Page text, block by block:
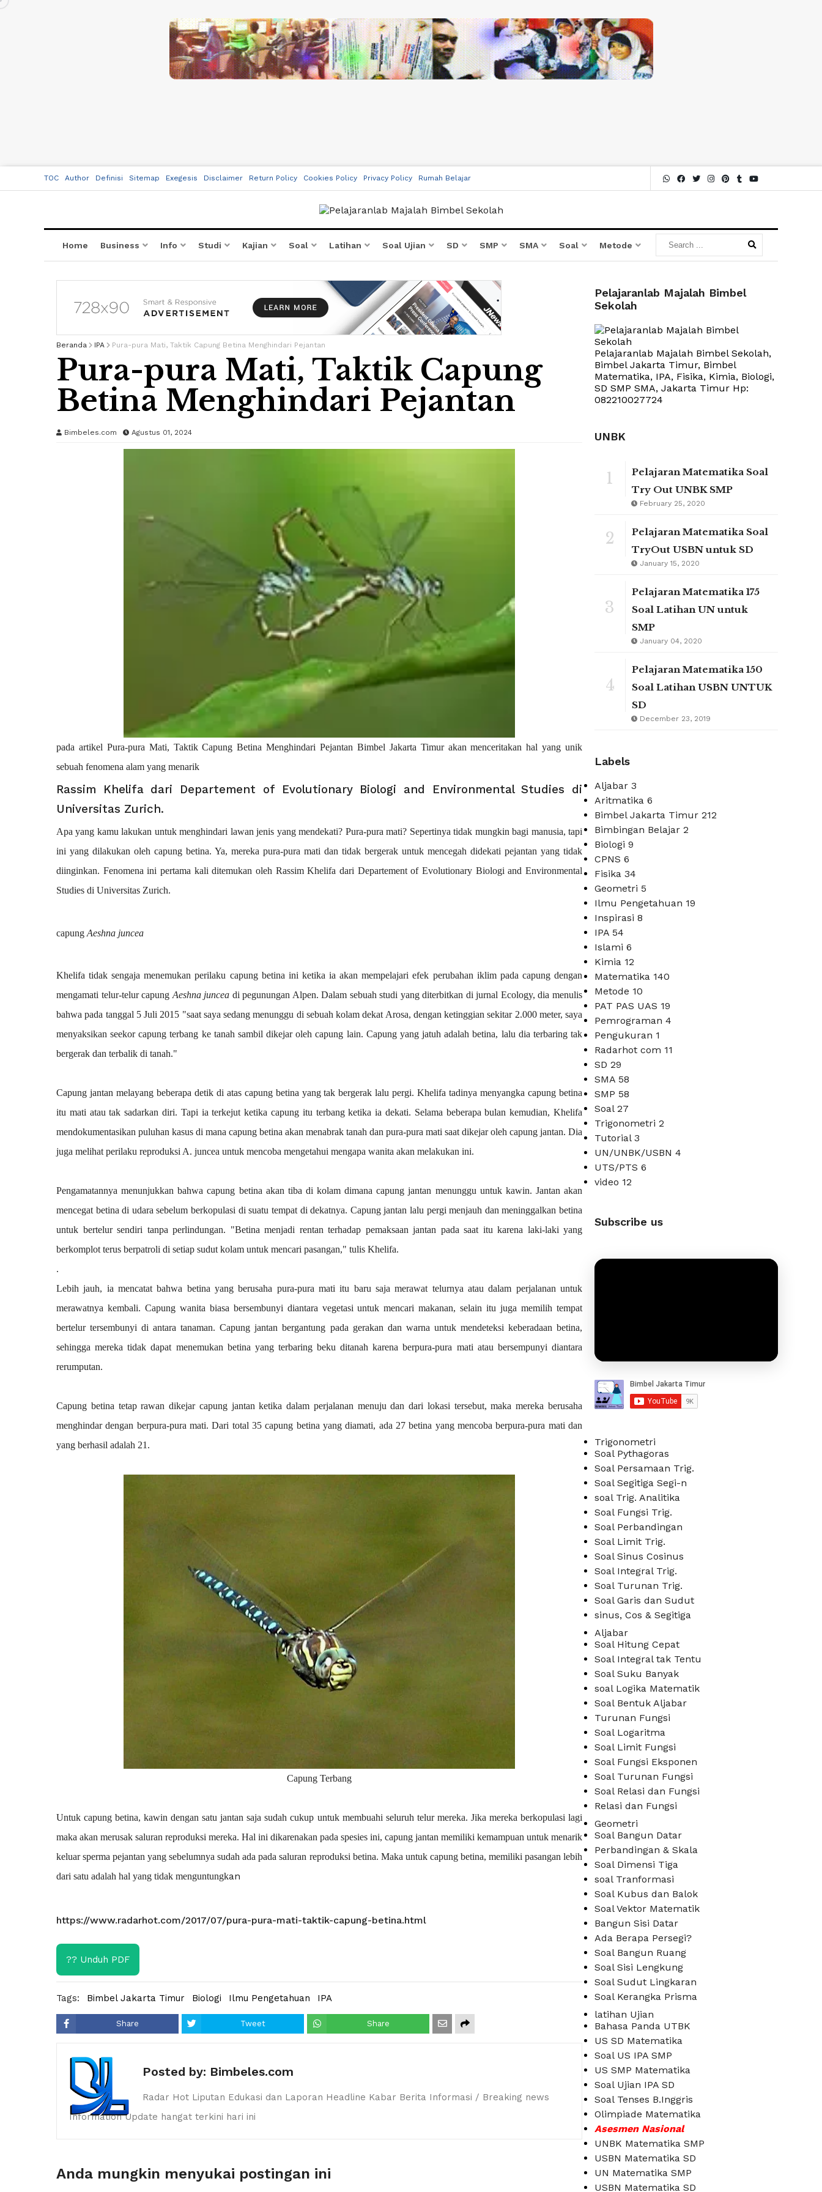
TOC Author Definisi Sitemap Exegesis Disclaimer Return Policy Cookies Policy Privacy Policy Rumah Belajar
Home Business Info Studi Kajian Soal Latihan Soal Ujian SD SMP SMA Soal Metode
Beranda IPA Pura-pura Mati, Taktik Capung Betina Menghindari Pejantan
Pura-pura Mati, Taktik Capung
Betina Menghindari Pejantan
Bimbeles.com Agustus 01, 2024
pada artikel Pura-pura Mati, Taktik Capung Betina Menghindari Pejantan Bimbel Jakarta Timur akan menceritakan hal yang unik
sebuah fenomena alam yang menarik
Rassim Khelifa dari Departement of Evolutionary Biologi and Environmental Studies di
Universitas Zurich.
Apa yang kamu lakukan untuk menghindari lawan jenis yang mendekati? Pura-pura mati? Sepertinya tidak mungkin bagi manusia, tapi
ini yang dilakukan oleh capung betina. Ya, mereka pura-pura mati dan tidak bergerak untuk mencegah didekati pejantan yang tidak
diinginkan. Fenomena ini pertama kali ditemukan oleh Rassim Khelifa dari Departement of Evolutionary Biologi and Environmental
Studies di Universitas Zurich.
capung Aeshna juncea
Khelifa tidak sengaja menemukan perilaku capung betina ini ketika ia akanmempelajari efek perubahan iklim pada capung dengan
mengamati telur-telurcapung Aeshna juncea di pegunungan Alpen.Dalam sebuah studi yang diterbitkan di jurnal Ecology, dia menulis
bahwa pada tanggal 5 Juli 2015 "saat saya sedang menunggu di sebuah kolam dekat Arosa, dengan ketinggian sekitar 2.000 meter, saya
menyaksikan seekor capung terbang ke tanah sambil dikejar oleh capung lain. Capung yang jatuh adalah betina, lalu dia terbaring tak
bergerak dan terbalik di tanah."
Capung jantan melayang beberapa detik di atas capung betina yang tak bergerak lalu pergi. Khelifa tadinya menyangka capung betina
itu mati atau tak sadarkan diri. Tapi ia terkejut ketika capung itu terbang ketika ia dekati. Selama beberapa bulan kemudian, Khelifa
mendokumentasikan puluhan kasus di mana capung betina akan menabrak tanah dan pura-pura mati saat dikejar oleh capung jantan. Dia
juga melihat perilaku reproduksi A. juncea untuk mencoba mengetahui mengapa wanita akan melakukan ini.
Pengamatannya menunjukkan bahwa capung betina akan tiba di kolam dimana capung jantan menunggu untuk kawin. Jantan akan
mencegat betina di udara sebelum berkopulasi di suatu tempat di dekatnya. Capung jantan lalu pergi menjauh dan meninggalkan betina
untuk bertelur sendiri tanpa perlindungan. "Betina menjadi rentan terhadap pemaksaan jantan pada saat itu karena laki-laki yang
berkomplot terus berpatroli di setiap sudut kolam untuk mencari pasangan," tulis Khelifa.
.
Lebih jauh, ia mencatat bahwa betina yang berusaha pura-pura mati itu baru saja merawat telurnya atau dalam perjalanan untuk
merawatnya kembali. Capung wanita biasa bersembunyi diantara vegetasi untuk mencari makanan, selain itu juga memilih tempat
bertelur tersembunyi di antara tanaman. Capung jantan bergantung pada gerakan dan warna untuk mendeteksi keberadaan betina,
sehingga mereka tidak dapat menemukan betina yang terbaring beku ditanah karena berpura-pura mati atau bersempunyi diantara
rerumputan.
Capung betina tetap rawan dikejar capung jantan ketika dalam perjalanan menuju dan dari lokasi tersebut, maka mereka berusaha
menghindar dengan berpura-pura mati. Dari total 35 capung betina yang diamati, ada 27 betina yang mencoba berpura-pura mati dan
yang berhasil adalah 21.
Capung Terbang
Untuk capung betina, kawin dengan satu jantan saja sudah cukup untuk membuahi seluruh telur mereka. Jika mereka berkopulasi lagi
maka akan merusak saluran reproduksi mereka. Hal ini dikarenakan pada spesies ini, capung jantan memiliki kemampuan untuk menarik
keluar sperma pejantan yang sebelumnya sudah ada pada saluran reproduksi betina. Maka untuk capung betina, memiliki pasangan lebih
dari satu adalah hal yang tidak menguntungkan
https://www.radarhot.com/2017/07/pura-pura-mati-taktik-capung-betina.html
?? Unduh PDF
Tags: Bimbel Jakarta Timur Biologi Ilmu Pengetahuan IPA
Share Tweet Share
Posted by: Bimbeles.com
Radar Hot Liputan Edukasi dan Laporan Headline Kabar Berita Informasi / Breaking news
Information Update hangat terkini hari ini
Anda mungkin menyukai postingan ini
Pelajaranlab Majalah Bimbel
Sekolah
Pelajaranlab Majalah Bimbel Sekolah,
Bimbel Jakarta Timur, Bimbel
Matematika, IPA, Fisika, Kimia, Biologi,
SD SMP SMA, Jakarta Timur Hp:
082210027724
UNBK
1
Pelajaran Matematika Soal
Try Out UNBK SMP
February 25, 2020
2
Pelajaran Matematika Soal
TryOut USBN untuk SD
January 15, 2020
3
Pelajaran Matematika 175
Soal Latihan UN untuk
SMP
January 04, 2020
4
Pelajaran Matematika 150
Soal Latihan USBN UNTUK
SD
December 23, 2019
Labels
Aljabar 3
Aritmatika 6
Bimbel Jakarta Timur 212
Bimbingan Belajar 2
Biologi 9
CPNS 6
Fisika 34
Geometri 5
Ilmu Pengetahuan 19
Inspirasi 8
IPA 54
Islami 6
Kimia 12
Matematika 140
Metode 10
PAT PAS UAS 19
Pemrograman 4
Pengukuran 1
Radarhot com 11
SD 29
SMA 58
SMP 58
Soal 27
Trigonometri 2
Tutorial 3
UN/UNBK/USBN 4
UTS/PTS 6
video 12
Subscribe us
Trigonometri
Soal Pythagoras
Soal Persamaan Trig.
Soal Segitiga Segi-n
soal Trig. Analitika
Soal Fungsi Trig.
Soal Perbandingan
Soal Limit Trig.
Soal Sinus Cosinus
Soal Integral Trig.
Soal Turunan Trig.
Soal Garis dan Sudut
sinus, Cos & Segitiga
Aljabar
Soal Hitung Cepat
Soal Integral tak Tentu
Soal Suku Banyak
soal Logika Matematik
Soal Bentuk Aljabar
Turunan Fungsi
Soal Logaritma
Soal Limit Fungsi
Soal Fungsi Eksponen
Soal Turunan Fungsi
Soal Relasi dan Fungsi
Relasi dan Fungsi
Geometri
Soal Bangun Datar
Perbandingan & Skala
Soal Dimensi Tiga
soal Tranformasi
Soal Kubus dan Balok
Soal Vektor Matematik
Bangun Sisi Datar
Ada Berapa Persegi?
Soal Bangun Ruang
Soal Sisi Lengkung
Soal Sudut Lingkaran
Soal Kerangka Prisma
latihan Ujian
Bahasa Panda UTBK
US SD Matematika
Soal US IPA SMP
US SMP Matematika
Soal Ujian IPA SD
Soal Tenses B.Inggris
Olimpiade Matematika
Asesmen Nasional
UNBK Matematika SMP
USBN Matematika SD
UN Matematika SMP
USBN Matematika SD